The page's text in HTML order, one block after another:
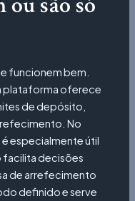
funcionem bem.
plataforma oferece
de depósito,
No
especialmente útil
facilita decisões
de arrefecimento
definido e serve